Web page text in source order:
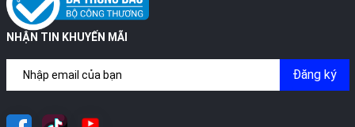
NHẬN TIN KHUYẾN MÃI
Đăng ký